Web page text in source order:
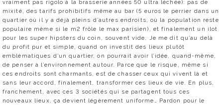
vraiment pas rigolo à la brasserie années 50 ultra léchée): pas de
mixité, des tarifs prohibitifs même au bar (5 euros le perrier dans un
quartier où il y a déjà pleins d’autres endroits, où la population reste
populaire même si le m2 frôle le max parisien), et finalement un ilot
pour les super hipsters du coin, souvent vide. Je me dit qu’au delà
du profit pur et simple, quand on investit des lieux plutôt
emblématiques d’un quartier, on pourrait avoir l’idée, quand-même,
de penser à l’environnement autour. Parce que le risque, même si
ces endroits sont charmants, est de chasser ceux qui vivent là et
sans leur accord, finalement, transformer ces lieux de vie. En plus,
franchement, avec ces 3 sociétés qui se partagent tous ces
nouveaux lieux, ça devient légèrement uniforme… Pardon pour le